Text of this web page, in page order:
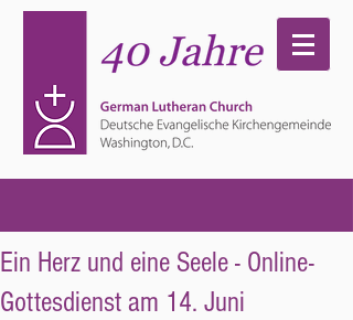
Ein Herz und eine Seele - Online-
Gottesdienst am 14. Juni